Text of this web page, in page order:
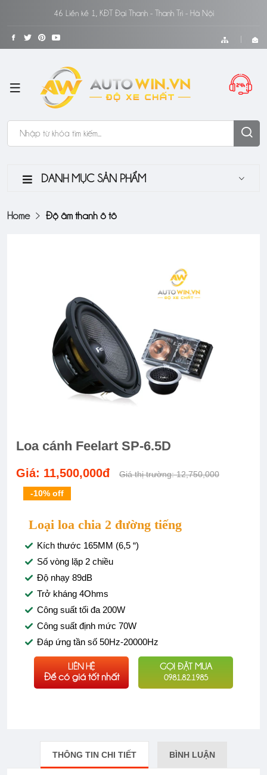
46 Liền kề 1, KĐT Đại Thanh - Thanh Trì - Hà Nội
DANH MỤC SẢN PHẨM
Home Độ âm thanh ô tô
Loa cánh Feelart SP-6.5D
Giá: 11,500,000đ
Giá thị trường: 12,750,000
-10% off
Loại loa chia 2 đường tiếng
Kích thước 165MM (6,5 “)
Số vòng lặp 2 chiều
Độ nhạy 89dB
Trở kháng 4Ohms
Công suất tối đa 200W
Công suất định mức 70W
Đáp ứng tần số 50Hz-20000Hz
LIÊN HỆ
Để có giá tốt nhất
GỌI ĐẶT MUA
0981.82.1985
THÔNG TIN CHI TIẾT BÌNH LUẬN